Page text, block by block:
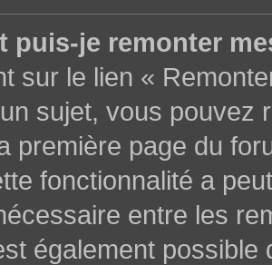
puis-je remonter
sur le lien «
sujet, vous pouvez
première page du
fonctionnalité a
entre les
également